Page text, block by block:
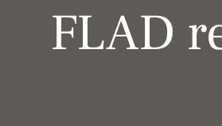
FLAD